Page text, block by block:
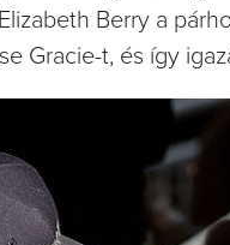
Berry a
Gracie-t, és így